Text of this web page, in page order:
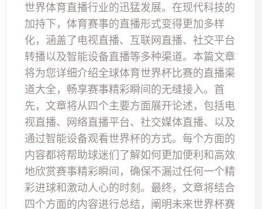
世界体育直播行业的迅猛发展。在现代科技的
加持下，体育赛事的直播形式变得更加多样
化，涵盖了电视直播、互联网直播、社交平台
转播以及智能设备直播等多种渠道。本篇文章
将为您详细介绍全球体育世界杯比赛的直播渠
道大全，畅享赛事精彩瞬间的无缝接入。首
先，文章将从四个主要方面展开论述，包括电
视直播、网络直播平台、社交媒体直播、以及
通过智能设备观看世界杯的方式。每个方面的
内容都将帮助球迷们了解如何更加便利和高效
地欣赏赛事精彩瞬间，确保不漏过任何一个精
彩进球和激动人心的时刻。最终，文章将结合
四个方面的内容进行总结，阐明未来世界杯赛